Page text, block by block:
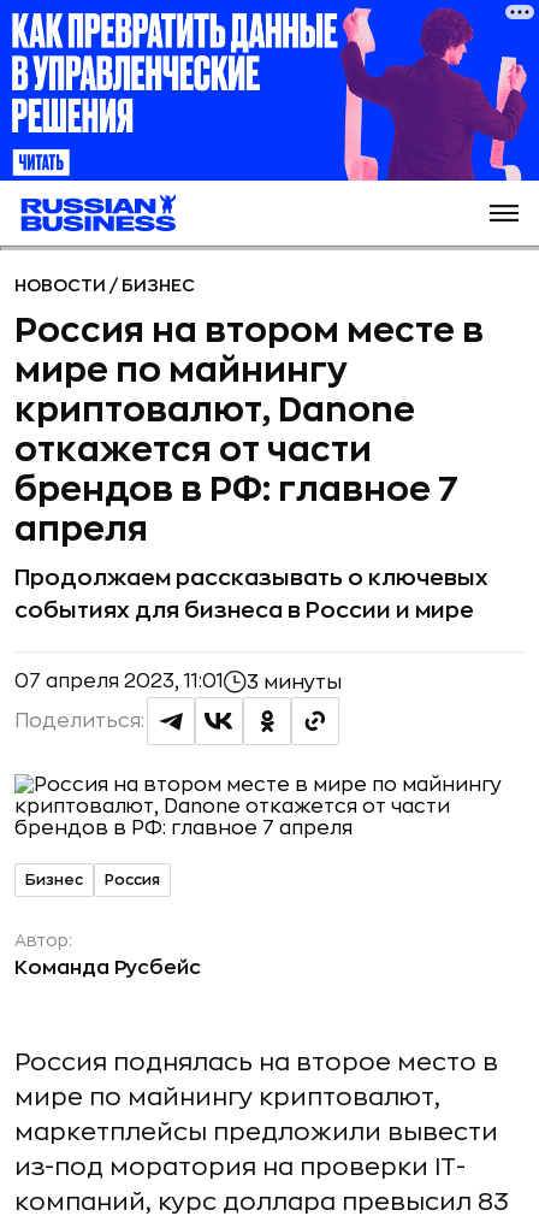
НОВОСТИ / БИЗНЕС
Россия на втором месте в
мире по майнингу
криптовалют, Danone
откажется от части
брендов в РФ: главное 7
апреля
Продолжаем рассказывать о ключевых
событиях для бизнеса в России и мире
07 апреля 2023, 11:01 3 минуты
Поделиться:
Бизнес Россия
Автор:
Команда Русбейс
Россия поднялась на второе место в
мире по майнингу криптовалют,
маркетплейсы предложили вывести
из-под моратория на проверки IT-
компаний, курс доллара превысил 83